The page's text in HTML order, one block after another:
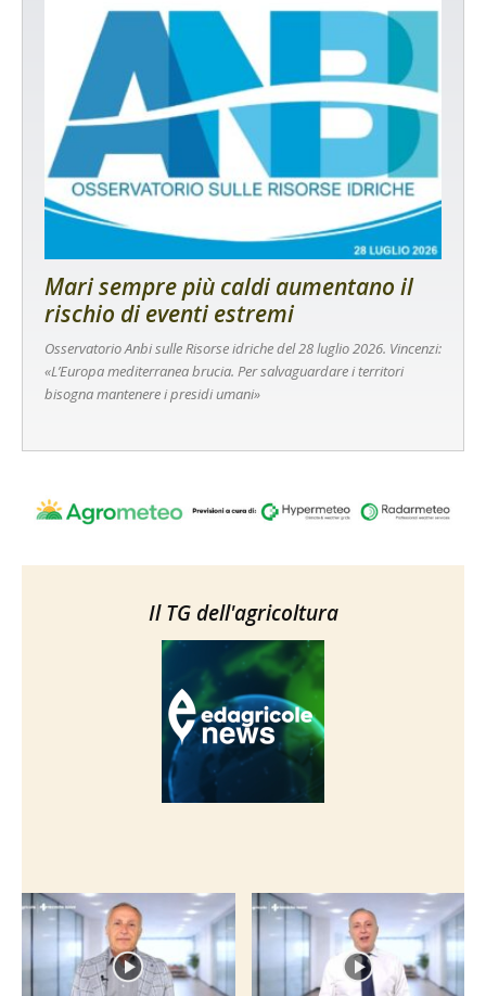
Mari sempre più caldi aumentano il
rischio di eventi estremi
Osservatorio Anbi sulle Risorse idriche del 28 luglio 2026. Vincenzi:
«L’Europa mediterranea brucia. Per salvaguardare i territori
bisogna mantenere i presidi umani»
Il TG dell'agricoltura